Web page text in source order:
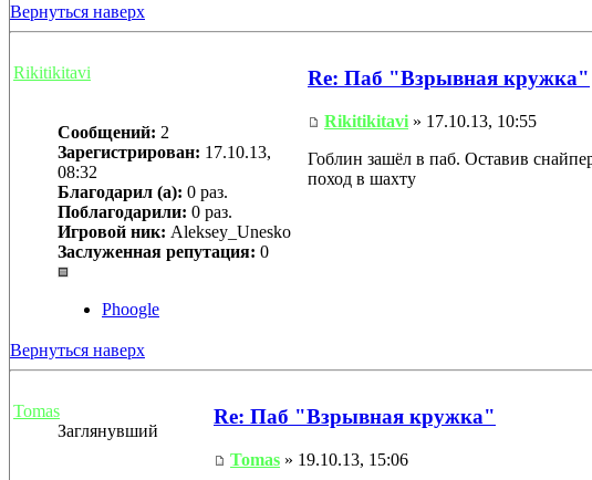
Вернуться наверх
Rikitikitavi
Сообщений: 2
Зарегистрирован: 17.10.13,
08:32
Благодарил (а): 0 раз.
Поблагодарили: 0 раз.
Игровой ник: Aleksey_Unesko
Заслуженная репутация: 0
Phoogle
Re: Паб "Взрывная кружка"
Rikitikitavi » 17.10.13, 10:55
Гоблин зашёл в паб. Оставив
поход в шахту
Вернуться наверх
Tomas
Заглянувший
Re: Паб "Взрывная кружка"
Tomas » 19.10.13, 15:06